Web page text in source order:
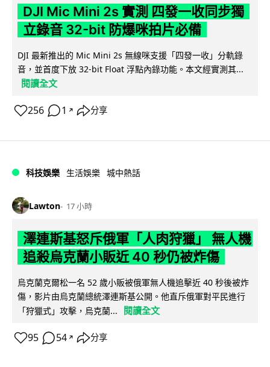
DJI Mic Mini 2s 實測 四發一收同步獨
立錄音 32-bit 防爆咪拍片必備
DJI 最新推出的 Mic Mini 2s 無線咪支援「四發一收」分軌錄
音，並首度下放 32-bit Float 浮點內錄功能。本文經實測其...
閱讀全文
256 1 ↗ 分享
科技娛樂 生活娛樂 城中熱話
Lawton 17 小時
澤連斯基怒斥俄軍「人肉狩獵」 無人機
追殺烏克蘭小販近 40 秒仍被炸傷
烏克蘭克爾松一名 52 歲小販被俄軍無人機追擊近 40 秒後被炸
傷，影片由烏克蘭總統澤連斯基公開。他直斥俄軍對平民進行
「狩獵式」攻擊，烏克蘭...
閱讀全文
95 54 ↗ 分享